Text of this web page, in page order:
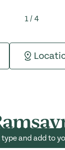
1 / 4
and add to